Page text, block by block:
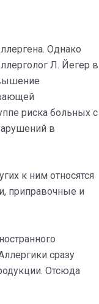
Однако
Л. Йегер в
риска больных с
в
к ним относятся
приправочные и
сразу
Отсюда